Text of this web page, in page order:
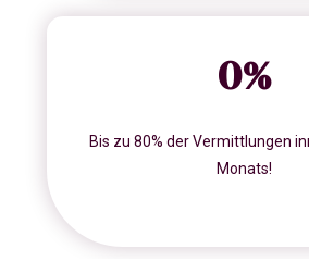
0%
Bis zu 80% der Vermittlungen
Monats!